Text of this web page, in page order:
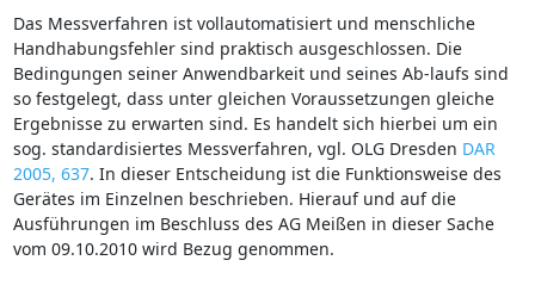
Das Messverfahren ist vollautomatisiert und menschliche
Handhabungsfehler sind praktisch ausgeschlossen. Die
Bedingungen seiner Anwendbarkeit und seines Ab-laufs sind
so festgelegt, dass unter gleichen Voraussetzungen gleiche
Ergebnisse zu erwarten sind. Es handelt sich hierbei um ein
sog. standardisiertes Messverfahren, vgl. OLG Dresden DAR
2005, 637. In dieser Entscheidung ist die Funktionsweise des
Gerätes im Einzelnen beschrieben. Hierauf und auf die
Ausführungen im Beschluss des AG Meißen in dieser Sache
vom 09.10.2010 wird Bezug genommen.